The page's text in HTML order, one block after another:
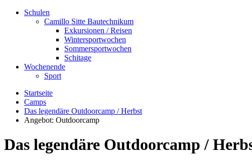
Schulen
Camillo Sitte Bautechnikum
Exkursionen / Reisen
Wintersportwochen
Sommersportwochen
Schitage
Wochenende
Sport
Startseite
Camps
Das legendäre Outdoorcamp / Herbst
Angebot: Outdoorcamp
Das legendäre Outdoorcamp /